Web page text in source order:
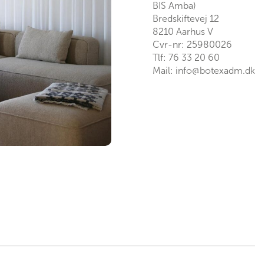
BIS Amba)
Bredskiftevej 12
8210 Aarhus V
Cvr-nr: 25980026
Tlf: 76 33 20 60
Mail: info@botexadm.dk